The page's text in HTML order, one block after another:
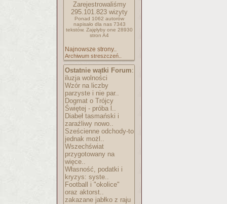
Zarejestrowaliśmy
295.101.823 wizyty
Ponad 1062 autorów
napisało dla nas 7343
tekstów. Zajęłyby one 28930
stron A4
Najnowsze strony..
Archiwum streszczeń..
Ostatnie wątki Forum:
iluzja wolności
Wzór na liczby
parzyste i nie par..
Dogmat o Trójcy
Świętej - próba l..
Diabeł tasmański i
zaraźliwy nowo..
Sześcienne odchody-to
jednak możl..
Wszechświat
przygotowany na
więce..
Własność, podatki i
kryzys: syste..
Football i "okolice"
oraz aktorst..
zakazane jabłko z raju